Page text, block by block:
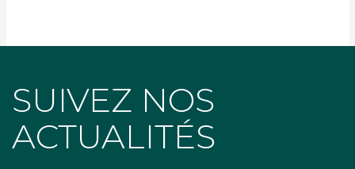
SUIVEZ NOS
ACTUALITÉS